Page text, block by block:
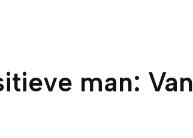
man: Van